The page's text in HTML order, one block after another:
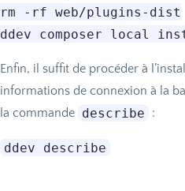
rm -rf web/plugins-dist
Enfin, il suffit de procéder à
informations de connexion à la
la commande describe :